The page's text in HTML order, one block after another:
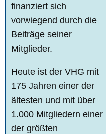
finanziert sich
vorwiegend durch die
Beiträge seiner
Mitglieder.
Heute ist der VHG mit
175 Jahren einer der
ältesten und mit über
1.000 Mitgliedern einer
der größten